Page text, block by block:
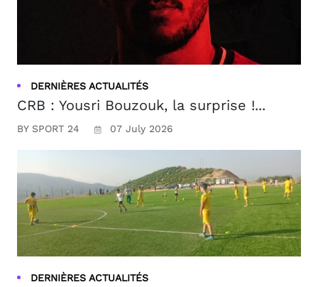
DERNIÈRES ACTUALITÉS
CRB : Yousri Bouzouk, la surprise !...
BY SPORT 24 07 July 2026
DERNIÈRES ACTUALITÉS